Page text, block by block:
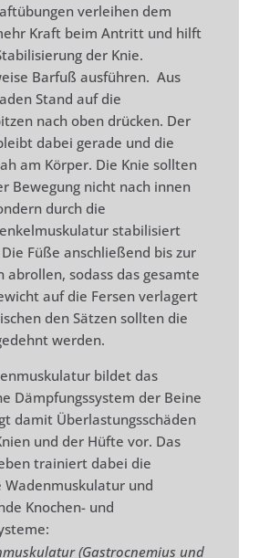
verleihen dem
Kraft beim Antritt und hilft
der Knie.
Barfuß ausführen. Aus
Stand auf die
nach oben drücken. Der
dabei gerade und die
am Körper. Die Knie sollten
Bewegung nicht nach innen
durch die
stabilisiert
Füße anschließend bis zur
abrollen, sodass das gesamte
auf die Fersen verlagert
den Sätzen sollten die
werden.
bildet das
Dämpfungssystem der Beine
damit Überlastungsschäden
und der Hüfte vor. Das
trainiert dabei die
Wadenmuskulatur und
Knochen- und
(Gastrocnemius und